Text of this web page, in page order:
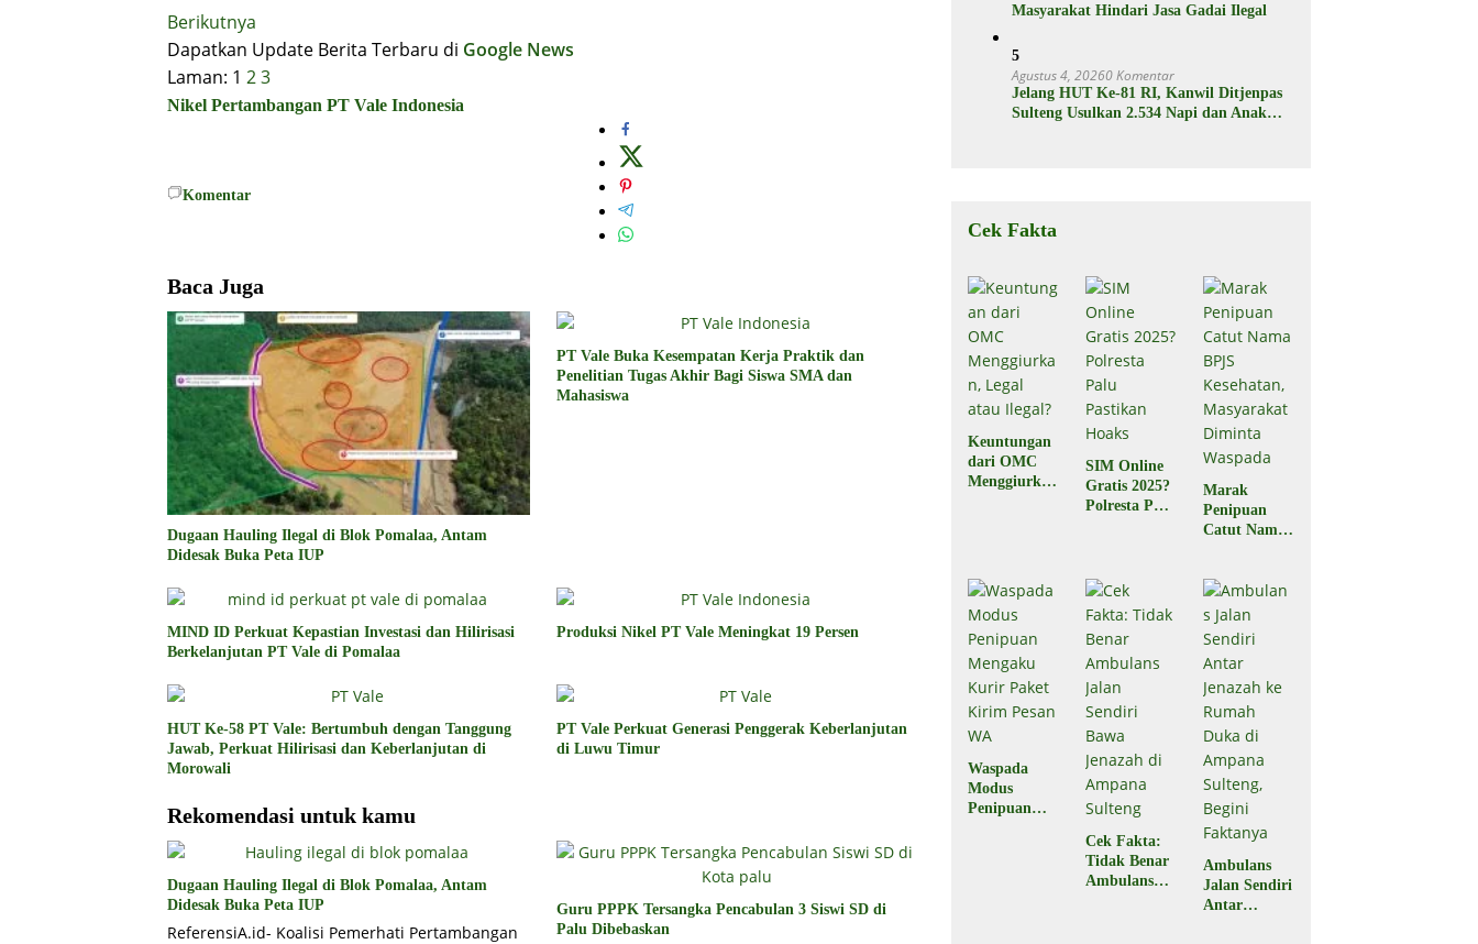
Berikutnya
Dapatkan Update Berita Terbaru di Google News
Laman: 1 23
Nikel Pertambangan PT Vale Indonesia
Komentar
Baca Juga
Dugaan Hauling Ilegal di Blok Pomalaa, Antam
Didesak Buka Peta IUP
PT Vale Buka Kesempatan Kerja Praktik dan
Penelitian Tugas Akhir Bagi Siswa SMA dan
Mahasiswa
MIND ID Perkuat Kepastian Investasi dan Hilirisasi
Berkelanjutan PT Vale di Pomalaa
Produksi Nikel PT Vale Meningkat 19 Persen
HUT Ke-58 PT Vale: Bertumbuh dengan Tanggung
Jawab, Perkuat Hilirisasi dan Keberlanjutan di
Morowali
PT Vale Perkuat Generasi Penggerak Keberlanjutan
di Luwu Timur
Rekomendasi untuk kamu
Dugaan Hauling Ilegal di Blok Pomalaa, Antam
Didesak Buka Peta IUP
ReferensiA.id- Koalisi Pemerhati Pertambangan
Guru PPPK Tersangka Pencabulan 3 Siswi SD di
Palu Dibebaskan
Masyarakat Hindari Jasa Gadai Ilegal
5
Agustus 4, 20260 Komentar
Jelang HUT Ke-81 RI, Kanwil Ditjenpas
Sulteng Usulkan 2.534 Napi dan Anak
Cek Fakta
Keuntungan
dari OMC
Menggiurkan
SIM Online
Gratis 2025?
Polresta Palu
Marak
Penipuan
Catut Nama
Masyarakat
Diminta
Waspada
Waspada
Modus
Penipuan
Cek Fakta:
Tidak Benar
Ambulans
Ambulans
Jalan Sendiri
Antar